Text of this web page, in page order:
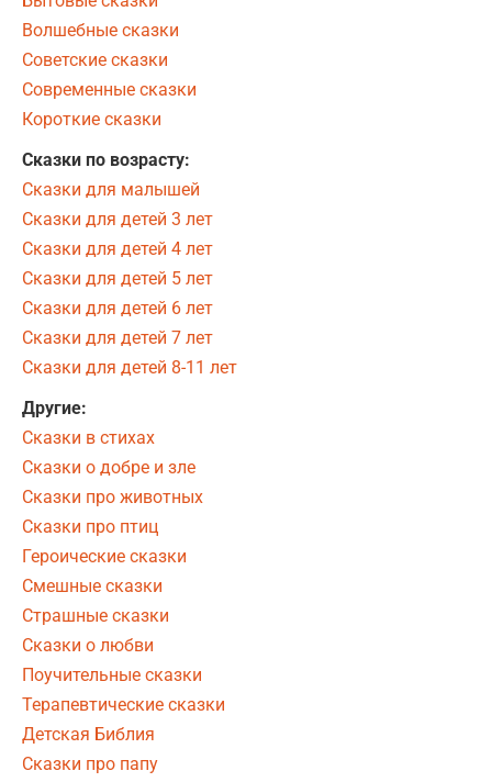
Волшебные сказки
Советские сказки
Современные сказки
Короткие сказки
Сказки по возрасту:
Сказки для малышей
Сказки для детей 3 лет
Сказки для детей 4 лет
Сказки для детей 5 лет
Сказки для детей 6 лет
Сказки для детей 7 лет
Сказки для детей 8-11 лет
Другие:
Сказки в стихах
Сказки о добре и зле
Сказки про животных
Сказки про птиц
Героические сказки
Смешные сказки
Страшные сказки
Сказки о любви
Поучительные сказки
Терапевтические сказки
Детская Библия
Сказки про папу